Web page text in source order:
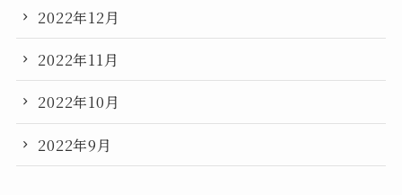
2022年12月
2022年11月
2022年10月
2022年9月